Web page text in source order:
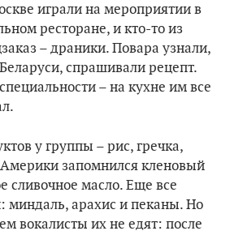
играли на мероприятии в
ресторане, и кто-то из
– драники. Повара узнали,
спрашивали рецепт.
– на кухне им все
у группы – рис, гречка,
запомнился кленовый
сливочное масло. Еще все
миндаль, арахис и пеканы. Но
вокалисты их не едят: после